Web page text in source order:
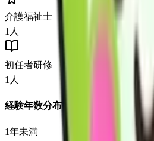
介護福祉士
1 人
初任者研修
1 人
経験年数分布
1年未満